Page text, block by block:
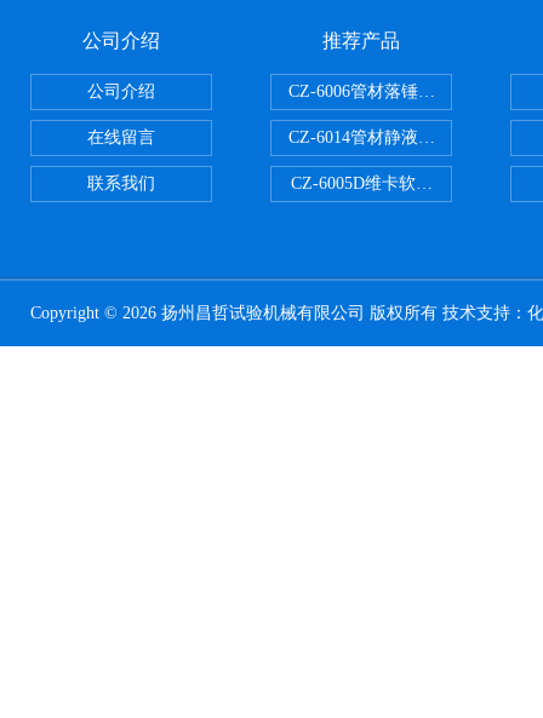
公司介绍
公司介绍
在线留言
联系我们
推荐产品
CZ-6006管材落锤冲击试验机
CZ-6014管材静液压爆破试验机
CZ-6005D维卡软化点温度测定仪
Copyright © 2026 扬州昌哲试验机械有限公司 版权所有 技术支持：